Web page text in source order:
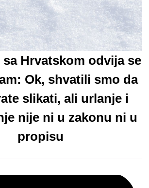
Hrvatskom odvija se
Ok, shvatili smo da
slikati, ali urlanje i
nije ni u zakonu ni u
propisu